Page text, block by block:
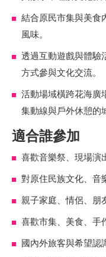
Facebook
隱
私
權
及
網
站
安
全
政
策
結合原民市集與美食
風味。
透過互動遊戲與體驗
方式參與文化交流。
活動場域橫跨花海廣
集動線與戶外休憩的
適合誰參加
喜歡音樂祭、現場演
對原住民族文化、音
親子家庭、情侶、朋
喜歡市集、美食、手
國內外旅客與希望認